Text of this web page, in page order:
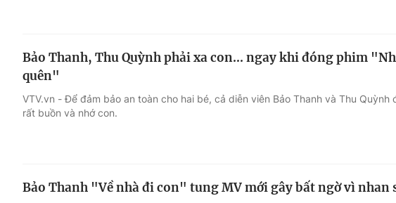
Bảo Thanh, Thu Quỳnh phải xa con... ngay khi đóng phim
quên"
VTV.vn - Để đảm bảo an toàn cho hai bé, cả diễn viên Bảo Thanh và Thu Quỳnh
rất buồn và nhớ con.
Bảo Thanh "Về nhà đi con" tung MV mới gây bất ngờ vì nhan